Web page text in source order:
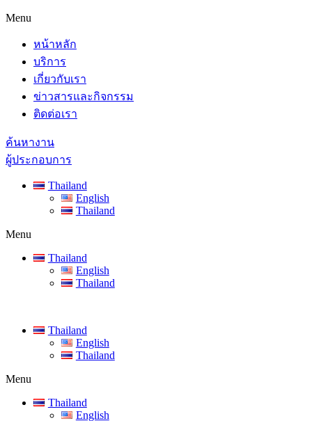
Menu
หน้าหลัก
บริการ
เกี่ยวกับเรา
ข่าวสารและกิจกรรม
ติดต่อเรา
ค้นหางาน
ผู้ประกอบการ
Thailand
English
Thailand
Menu
Thailand
English
Thailand
Thailand
English
Thailand
Menu
Thailand
English